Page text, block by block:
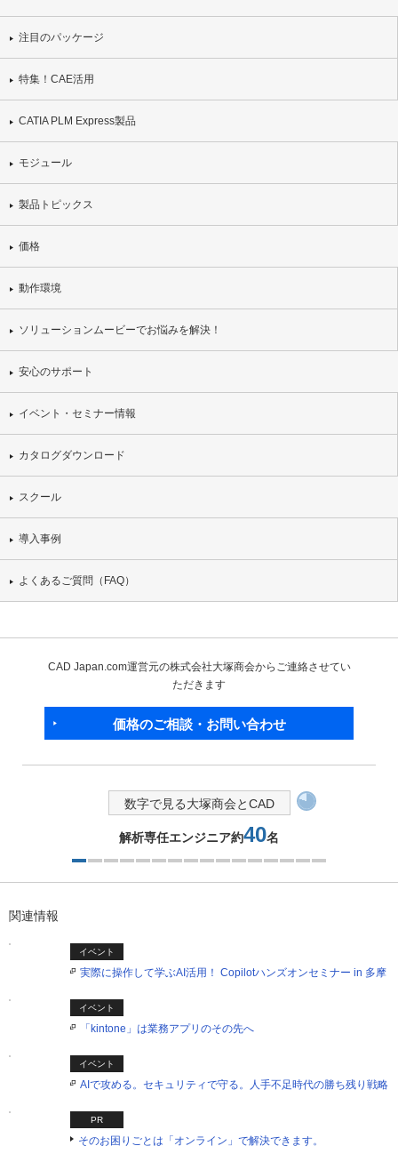
注目のパッケージ
特集！CAE活用
CATIA PLM Express製品
モジュール
製品トピックス
価格
動作環境
ソリューションムービーでお悩みを解決！
安心のサポート
イベント・セミナー情報
カタログダウンロード
スクール
導入事例
よくあるご質問（FAQ）
CAD Japan.com運営元の株式会社大塚商会からご連絡させてい
ただきます
価格のご相談・お問い合わせ
数字で見る大塚商会とCAD
解析専任エンジニア約40名
関連情報
イベント
実際に操作して学ぶAI活用！ Copilotハンズオンセミナー in 多摩
イベント
「kintone」は業務アプリのその先へ
イベント
AIで攻める。セキュリティで守る。人手不足時代の勝ち残り戦略
PR
そのお困りごとは「オンライン」で解決できます。